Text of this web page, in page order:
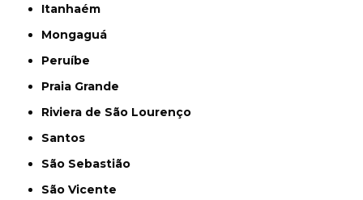
Itanhaém
Mongaguá
Peruíbe
Praia Grande
Riviera de São Lourenço
Santos
São Sebastião
São Vicente